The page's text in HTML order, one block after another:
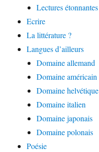
Lectures étonnantes
Ecrire
La littérature ?
Langues d’ailleurs
Domaine allemand
Domaine américain
Domaine helvétique
Domaine italien
Domaine japonais
Domaine polonais
Poésie